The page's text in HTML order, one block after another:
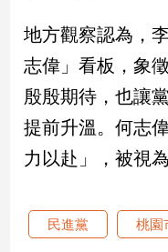
座/
命
理
消
費
健
康/
地方觀察認為，
志偉」看板，象
殷殷期待，也讓
提前升溫。何志
力以赴」，被視
民進黨 桃園